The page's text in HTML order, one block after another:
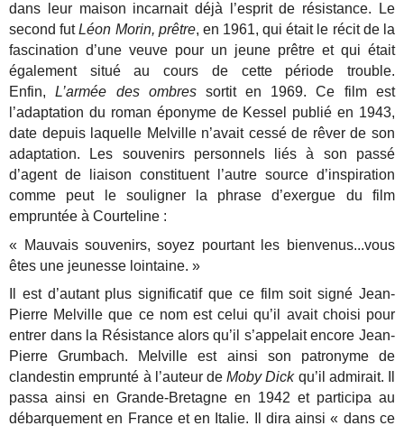
dans leur maison incarnait déjà l’esprit de résistance. Le
second futLéon Morin, prêtre, en 1961, qui était le récit de la
fascination d’une veuve pour un jeune prêtre et qui était
également situé au cours de cette période trouble.
Enfin,L’armée des ombressortit en 1969. Ce film est
l’adaptation du roman éponyme de Kessel publié en 1943,
date depuis laquelle Melville n’avait cessé de rêver de son
adaptation. Les souvenirs personnels liés à son passé
d’agent de liaison constituent l’autre source d’inspiration
comme peut le souligner la phrase d’exergue du film
empruntée à Courteline :
« Mauvais souvenirs, soyez pourtant les bienvenus...vous
êtes une jeunesse lointaine. »
Il est d’autant plus significatif que ce film soit signé Jean-
Pierre Melville que ce nom est celui qu’il avait choisi pour
entrer dans la Résistance alors qu’il s’appelait encore Jean-
Pierre Grumbach. Melville est ainsi son patronyme de
clandestin emprunté à l’auteur deMoby Dickqu’il admirait. Il
passa ainsi en Grande-Bretagne en 1942 et participa au
débarquement en France et en Italie. Il dira ainsi « dans ce